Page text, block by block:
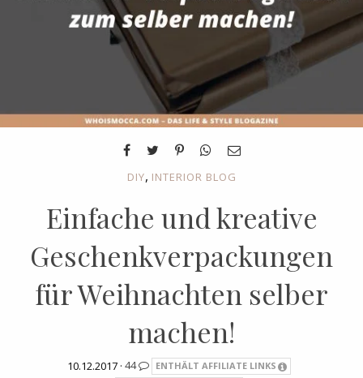
DIY, INTERIOR BLOG
Einfache und kreative
Geschenkverpackungen
für Weihnachten selber
machen!
10.12.2017 · 44
ENTHÄLT AFFILIATE LINKS